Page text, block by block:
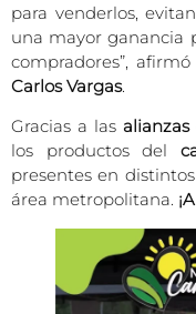
para venderlos,
una mayor ganancia
compradores”, afirmó
Carlos Vargas.
Gracias a las
los productos del
presentes en
área metropolitana.